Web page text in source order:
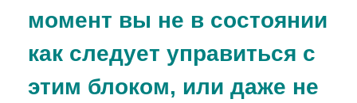
момент вы не в состоянии
как следует управиться с
этим блоком, или даже не